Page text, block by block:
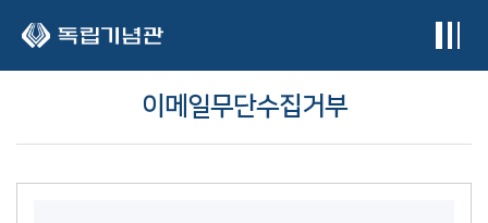
이메일무단수집거부